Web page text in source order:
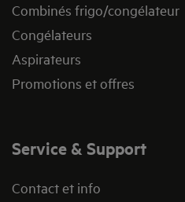
Combinés frigo/congélateur
Congélateurs
Aspirateurs
Promotions et offres
Service & Support
Contact et info